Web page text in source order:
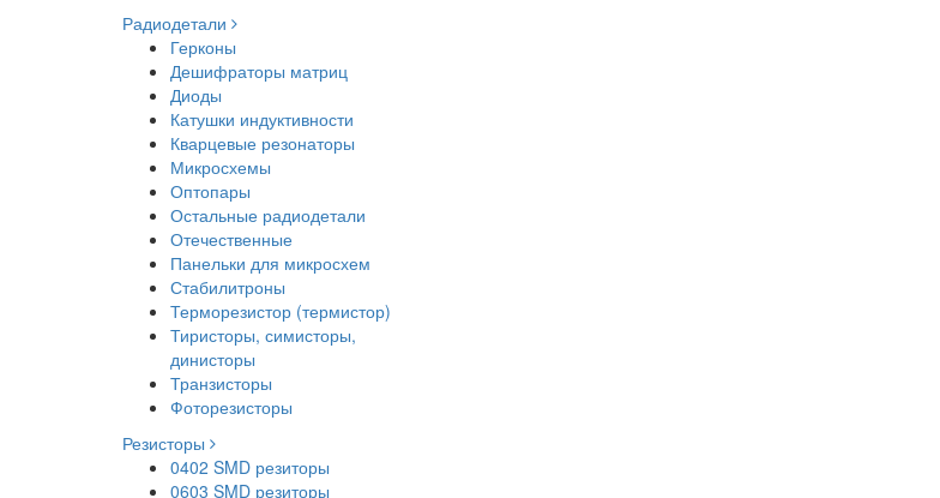
Радиодетали
Герконы
Дешифраторы матриц
Диоды
Катушки индуктивности
Кварцевые резонаторы
Микросхемы
Оптопары
Остальные радиодетали
Отечественные
Панельки для микросхем
Стабилитроны
Терморезистор (термистор)
Тиристоры, симисторы,
динисторы
Транзисторы
Фоторезисторы
Резисторы
0402 SMD резиторы
0603 SMD резиторы